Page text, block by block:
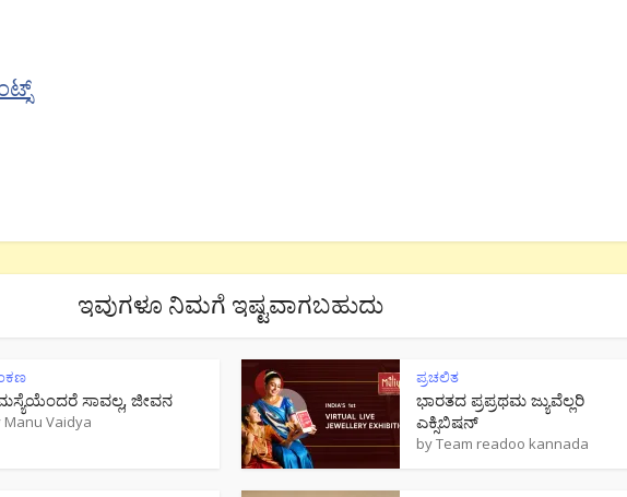
ಇವುಗಳೂ ನಿಮಗೆ ಇಷ್ಟವಾಗಬಹುದು
ಸಾವಲ್ಲ, ಜೀವನ
Manu Vaidya
ಪ್ರಚಲಿತ
ಭಾರತದ ಪ್ರಪ್ರಥಮ ಜ್ಯುವೆಲ್ಲರಿ
ಎಕ್ಸಿಬಿಷನ್
byTeam readoo kannada